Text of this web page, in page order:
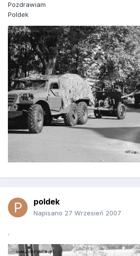
Pozdrawiam
Poldek
poldek
Napisano 27 Wrzesień 2007
.